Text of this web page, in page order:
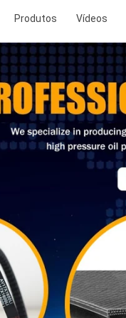
Produtos Vídeos